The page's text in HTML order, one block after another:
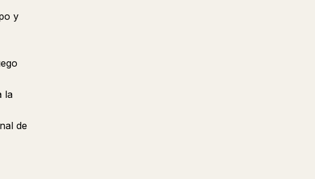
y
la
de